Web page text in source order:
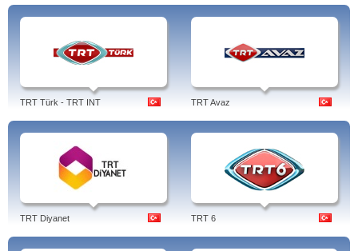
TRT Türk - TRT INT TRT Avaz
TRT Diyanet TRT 6